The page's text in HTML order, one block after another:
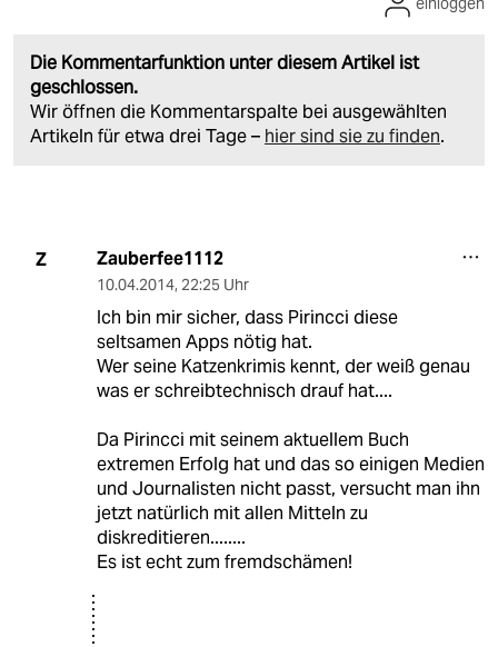
Die Kommentarfunktion unter diesem Artikel ist
geschlossen.
Wir öffnen die Kommentarspalte bei ausgewählten
Artikeln für etwa drei Tage – hier sind sie zu finden.
Z Zauberfee1112
10.04.2014, 22:25 Uhr
Ich bin mir sicher, dass Pirincci diese
seltsamen Apps nötig hat.
Wer seine Katzenkrimis kennt, der weiß genau
was er schreibtechnisch drauf hat....
Da Pirincci mit seinem aktuellem Buch
extremen Erfolg hat und das so einigen Medien
und Journalisten nicht passt, versucht man ihn
jetzt natürlich mit allen Mitteln zu
diskreditieren........
Es ist echt zum fremdschämen!